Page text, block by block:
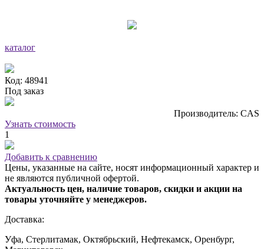
каталог
Код: 48941
Под заказ
Производитель: CAS
Узнать стоимость
1
Добавить к сравнению
Цены, указанные на сайте, носят информационный характер и
не являются публичной офертой.
Актуальность цен, наличие товаров, скидки и акции на
товары уточняйте у менеджеров.
Доставка:
Уфа, Стерлитамак, Октябрьский, Нефтекамск, Оренбург,